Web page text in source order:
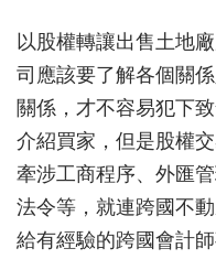
以股權轉讓出售土地
司應該要了解各個關
關係，才不容易犯下
介紹買家，但是股權
牽涉工商程序、外匯
法令等，就連跨國不
給有經驗的跨國會計